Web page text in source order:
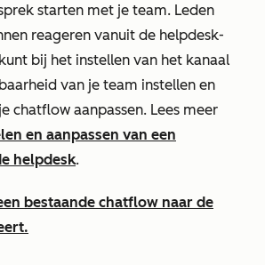
starten met je team. Leden
reageren vanuit de helpdesk-
bij het instellen van het kanaal
van je team instellen en
chatflow aanpassen. Lees meer
en aanpassen van een
helpdesk.
bestaande chatflow naar de